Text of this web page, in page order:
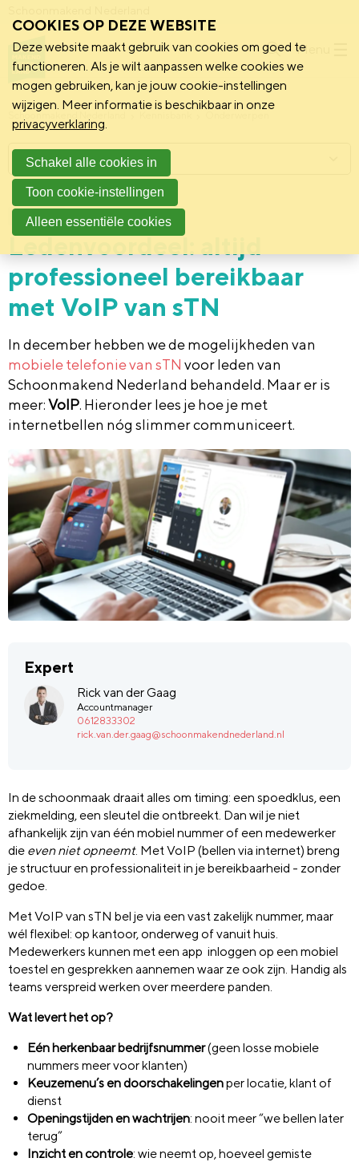
Menu
Schoonmakend Nederland
Vereniging 25 februari 2026
Ledenvoordeel: altijd
professioneel bereikbaar
met VoIP van sTN
In december hebben we de mogelijkheden van
mobiele telefonie van sTN voor leden van
Schoonmakend Nederland behandeld. Maar er is
meer:VoIP. Hieronder lees je hoe je met
internetbellen nóg slimmer communiceert.
Expert
Rick van der Gaag
Accountmanager
0612833302
rick.van.der.gaag@schoonmakendnederland.nl
In de schoonmaak draait alles om timing: een spoedklus, een
ziekmelding, een sleutel die ontbreekt. Dan wil je niet
afhankelijk zijn van één mobiel nummer of een medewerker
die even niet opneemt. Met VoIP (bellen via internet) breng
je structuur en professionaliteit in je bereikbaarheid - zonder
gedoe.
Met VoIP van sTN bel je via een vast zakelijk nummer, maar
wél flexibel: op kantoor, onderweg of vanuit huis.
Medewerkers kunnen met een app inloggen op een mobiel
toestel en gesprekken aannemen waar ze ook zijn. Handig als
teams verspreid werken over meerdere panden.
Wat levert het op?
Eén herkenbaar bedrijfsnummer(geen losse mobiele
nummers meer voor klanten)
Keuzemenu’s en doorschakelingenper locatie, klant of
dienst
Openingstijden en wachtrijen: nooit meer “we bellen later
terug”
Inzicht en controle: wie neemt op, hoeveel gemiste
Menu
COOKIES OP DEZE WEBSITE
Deze website maakt gebruik van cookies om goed te
functioneren. Als je wilt aanpassen welke cookies we
mogen gebruiken, kan je jouw cookie-instellingen
wijzigen. Meer informatie is beschikbaar in onze
privacyverklaring.
Schakel alle cookies in
Toon cookie-instellingen
Alleen essentiële cookies